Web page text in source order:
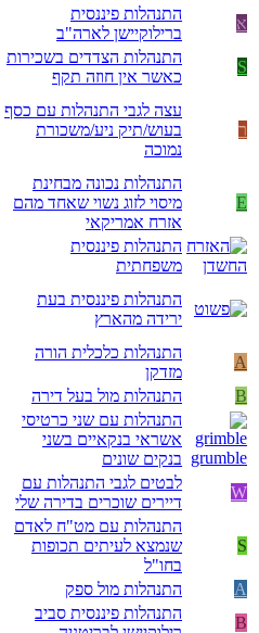
א
התנהלות פיננסית
ברילוקיישן לארה"ב
S
התנהלות הצדדים בשכירות
כאשר אין חוזה תקף
ר
עצה לגבי התנהלות עם כסף
בעוש/תיק ניע/משכורת
נמוכה
E
התנהלות נכונה מבחינת
מיסוי לזוג נשוי שאחד מהם
אזרח אמריקאי
התנהלות פיננסית
משפחתית
התנהלות פיננסית בעת
ירידה מהארץ
A
התנהלות כלכלית הורה
מזדקן
B
התנהלות מול בעל דירה
התנהלות עם שני כרטיסי
אשראי בנקאיים בשני
בנקים שונים
W
לבטים לגבי התנהלות עם
דיירים שוכרים בדירה שלי
S
התנהלות עם מט"ח לאדם
שנמצא לעיתים תכופות
בחו"ל
A התנהלות מול ספק
B
התנהלות פיננסית סביב